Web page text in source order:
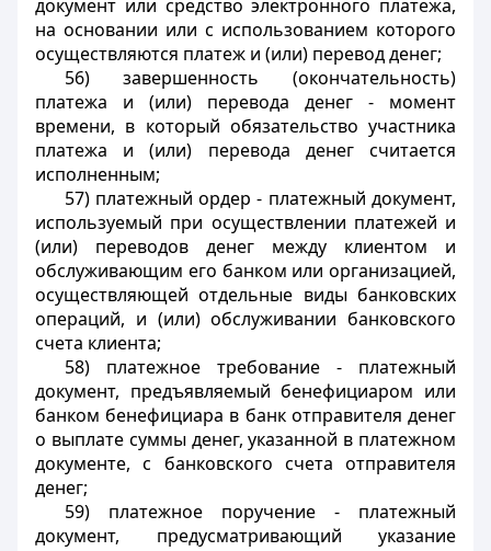
документ или средство электронного платежа,
на основании или с использованием которого
осуществляются платеж и (или) перевод денег;
56) завершенность (окончательность)
платежа и (или) перевода денег - момент
времени, в который обязательство участника
платежа и (или) перевода денег считается
исполненным;
57) платежный ордер - платежный документ,
используемый при осуществлении платежей и
(или) переводов денег между клиентом и
обслуживающим его банком или организацией,
осуществляющей отдельные виды банковских
операций, и (или) обслуживании банковского
счета клиента;
58) платежное требование - платежный
документ, предъявляемый бенефициаром или
банком бенефициара в банк отправителя денег
о выплате суммы денег, указанной в платежном
документе, с банковского счета отправителя
денег;
59) платежное поручение - платежный
документ, предусматривающий указание